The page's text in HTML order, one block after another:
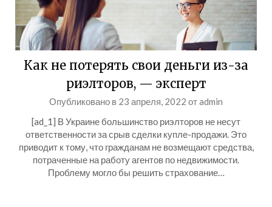
Как не потерять свои деньги из-за
риэлторов, — эксперт
Опубликовано в 23 апреля, 2022 отadmin
[ad_1] В Украине большинство риэлторов не несут
ответственности за срыв сделки купле-продажи. Это
приводит к тому, что гражданам не возмещают средства,
потраченные на работу агентов по недвижимости.
Проблему могло бы решить страхование…